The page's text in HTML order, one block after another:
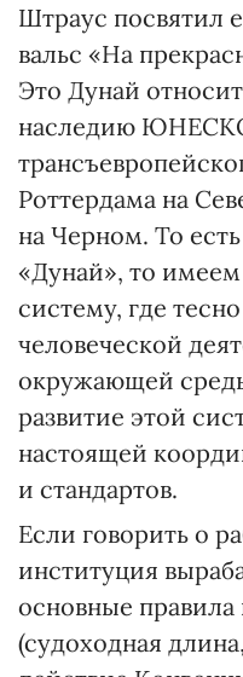
Штраус посвятил
вальс «На
Это Дунай
наследию
Роттердама на
на Черном. То
«Дунай», то
систему, где
человеческой
окружающей
развитие этой
настоящей
и стандартов.
Если говорить о
институция
основные
(судоходная